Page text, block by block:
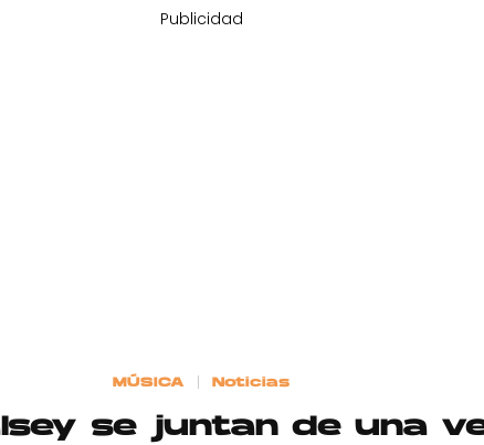
Publicidad
MÚSICA Noticias
se juntan de una